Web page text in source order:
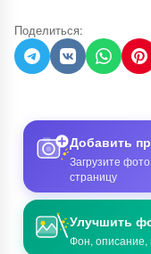
Поделиться:
Добавить
Загрузите
страницу
Улучшить
Фон,